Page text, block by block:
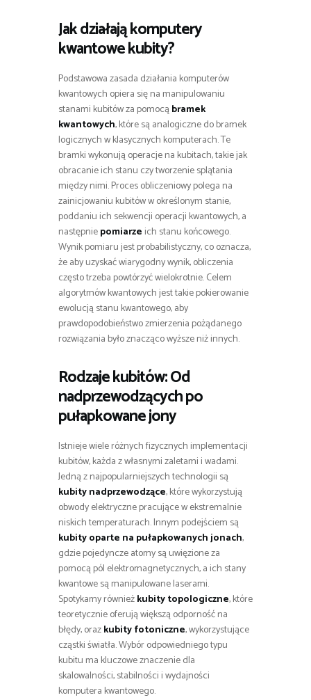
Jak działają komputery
kwantowe kubity?
Podstawowa zasada działania komputerów
kwantowych opiera się na manipulowaniu
stanami kubitów za pomocąbramek
kwantowych, które są analogiczne do bramek
logicznych w klasycznych komputerach. Te
bramki wykonują operacje na kubitach, takie jak
obracanie ich stanu czy tworzenie splątania
między nimi. Proces obliczeniowy polega na
zainicjowaniu kubitów w określonym stanie,
poddaniu ich sekwencji operacji kwantowych, a
następniepomiarze ich stanu końcowego.
Wynik pomiaru jest probabilistyczny, co oznacza,
że aby uzyskać wiarygodny wynik, obliczenia
często trzeba powtórzyć wielokrotnie. Celem
algorytmów kwantowych jest takie pokierowanie
ewolucją stanu kwantowego, aby
prawdopodobieństwo zmierzenia pożądanego
rozwiązania było znacząco wyższe niż innych.
Rodzaje kubitów: Od
nadprzewodzących po
pułapkowane jony
Istnieje wiele różnych fizycznych implementacji
kubitów, każda z własnymi zaletami i wadami.
Jedną z najpopularniejszych technologii są
kubity nadprzewodzące, które wykorzystują
obwody elektryczne pracujące w ekstremalnie
niskich temperaturach. Innym podejściem są
kubity oparte na pułapkowanych jonach,
gdzie pojedyncze atomy są uwięzione za
pomocą pól elektromagnetycznych, a ich stany
kwantowe są manipulowane laserami.
Spotykamy równieżkubity topologiczne, które
teoretycznie oferują większą odporność na
błędy, orazkubity fotoniczne, wykorzystujące
cząstki światła. Wybór odpowiedniego typu
kubitu ma kluczowe znaczenie dla
skalowalności, stabilności i wydajności
komputera kwantowego.